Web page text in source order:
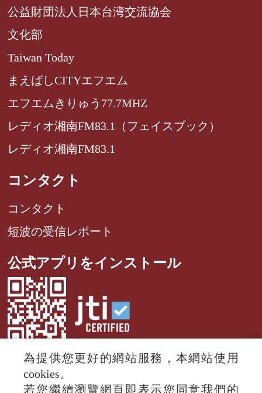
公益財団法人日本台湾交流協会
文化部
Taiwan Today
まえばしCITYエフエム
エフエムきりゅう77.7MHZ
レディオ湘南FM83.1（フェイスブック）
レディオ湘南FM83.1
コンタクト
コンタクト
短波の受信レポート
公式アプリをインストール
為提供您更好的網站服務，本網站使用
cookies。
若您繼續瀏覽網頁即表示您同意我們的